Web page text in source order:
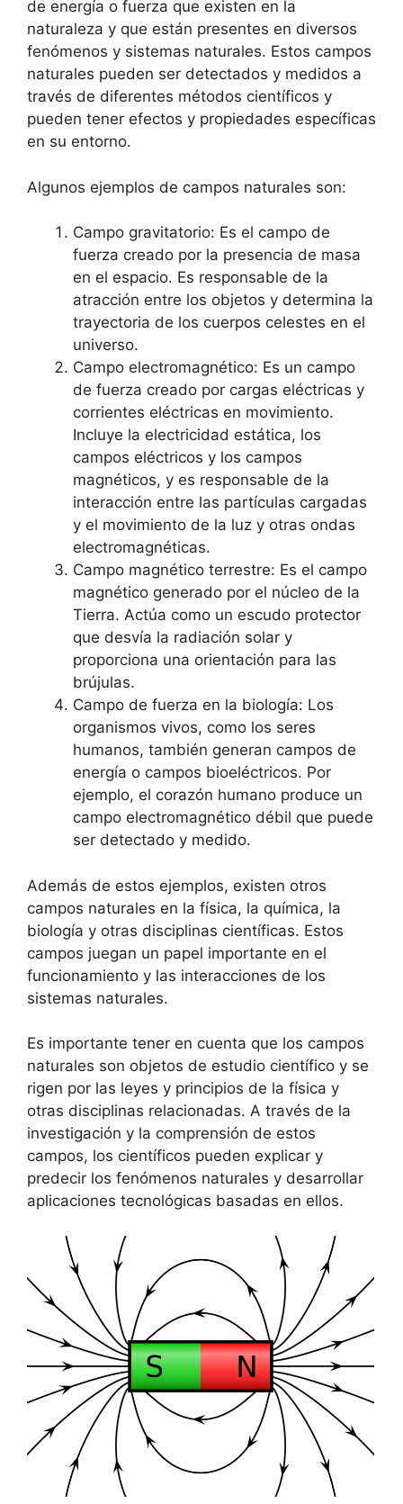
de energía o fuerza que existen en la
naturaleza y que están presentes en diversos
fenómenos y sistemas naturales. Estos campos
naturales pueden ser detectados y medidos a
través de diferentes métodos científicos y
pueden tener efectos y propiedades específicas
en su entorno.
Algunos ejemplos de campos naturales son:
Campo gravitatorio: Es el campo de
fuerza creado por la presencia de masa
en el espacio. Es responsable de la
atracción entre los objetos y determina la
trayectoria de los cuerpos celestes en el
universo.
Campo electromagnético: Es un campo
de fuerza creado por cargas eléctricas y
corrientes eléctricas en movimiento.
Incluye la electricidad estática, los
campos eléctricos y los campos
magnéticos, y es responsable de la
interacción entre las partículas cargadas
y el movimiento de la luz y otras ondas
electromagnéticas.
Campo magnético terrestre: Es el campo
magnético generado por el núcleo de la
Tierra. Actúa como un escudo protector
que desvía la radiación solar y
proporciona una orientación para las
brújulas.
Campo de fuerza en la biología: Los
organismos vivos, como los seres
humanos, también generan campos de
energía o campos bioeléctricos. Por
ejemplo, el corazón humano produce un
campo electromagnético débil que puede
ser detectado y medido.
Además de estos ejemplos, existen otros
campos naturales en la física, la química, la
biología y otras disciplinas científicas. Estos
campos juegan un papel importante en el
funcionamiento y las interacciones de los
sistemas naturales.
Es importante tener en cuenta que los campos
naturales son objetos de estudio científico y se
rigen por las leyes y principios de la física y
otras disciplinas relacionadas. A través de la
investigación y la comprensión de estos
campos, los científicos pueden explicar y
predecir los fenómenos naturales y desarrollar
aplicaciones tecnológicas basadas en ellos.